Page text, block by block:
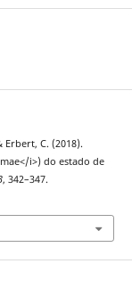
C. (2018).
i>) do estado de
, 342–347.